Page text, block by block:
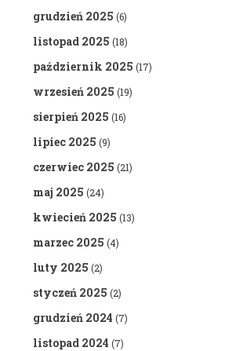
grudzień 2025 (6)
listopad 2025 (18)
październik 2025 (17)
wrzesień 2025 (19)
sierpień 2025 (16)
lipiec 2025 (9)
czerwiec 2025 (21)
maj 2025 (24)
kwiecień 2025 (13)
marzec 2025 (4)
luty 2025 (2)
styczeń 2025 (2)
grudzień 2024 (7)
listopad 2024 (7)